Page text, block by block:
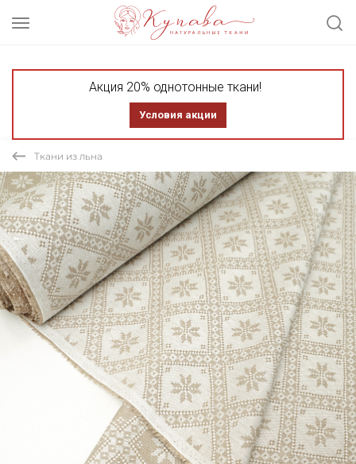
Акция 20% однотонные ткани!
Условия акции
Ткани из льна